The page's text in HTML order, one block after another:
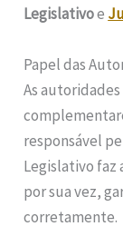
Legislativoe
Papel das
As
responsável
Legislativo faz
por sua vez,
corretamente.